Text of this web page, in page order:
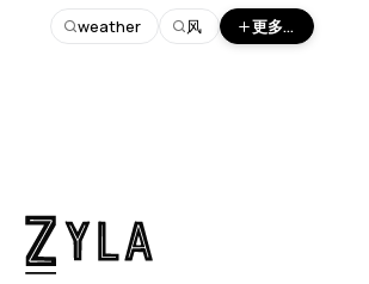
weather 风 更多...